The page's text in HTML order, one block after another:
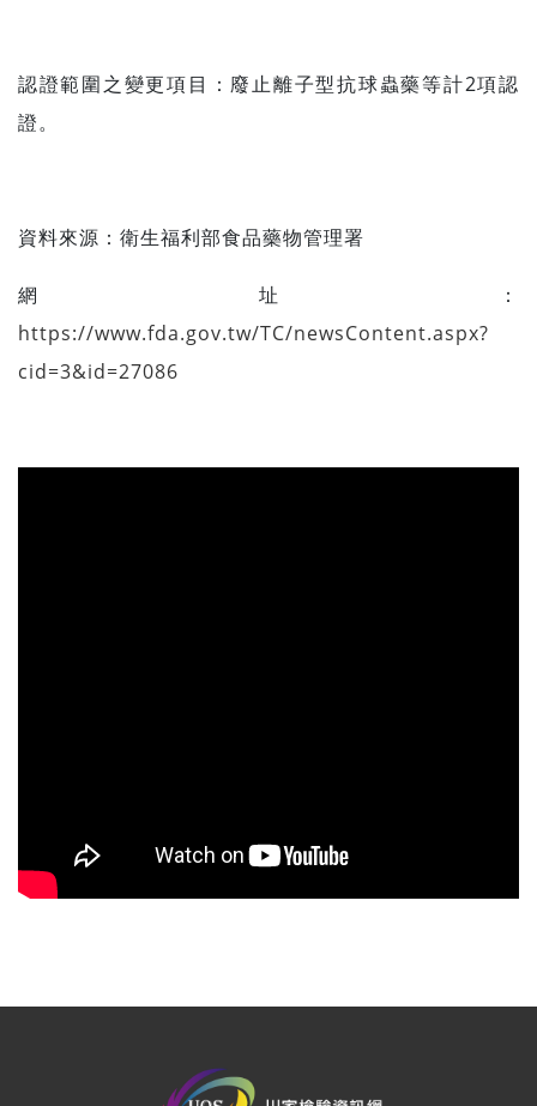
認證範圍之變更項目：廢止離子型抗球蟲藥等計2項認
證。
資料來源： 衛生福利部食品藥物管理署
網址：
https://www.fda.gov.tw/TC/newsContent.aspx?
cid=3&id=27086